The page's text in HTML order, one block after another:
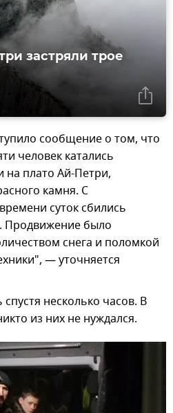
застряли трое
сообщение о том, что
человек катались
на плато Ай-Петри,
камня. С
суток сбились
Продвижение было
снега и поломкой
— уточняется
несколько часов. В
из них не нуждался.